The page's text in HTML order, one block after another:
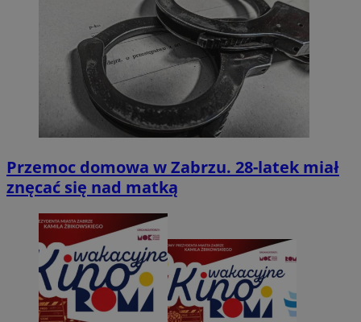
Przemoc domowa w Zabrzu. 28-latek miał
znęcać się nad matką